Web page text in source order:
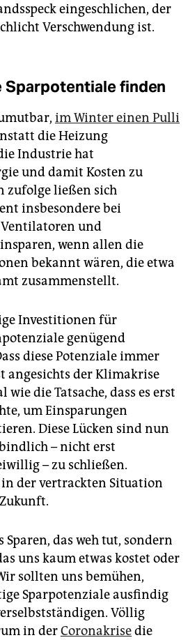
eingeschlichen, der
Verschwendung ist.
finden
im Winter einen Pulli
die Heizung
Industrie hat
und damit Kosten zu
zufolge ließen sich
insbesondere bei
und
wenn allen die
bekannt wären, die etwa
zusammenstellt.
Investitionen für
genügend
diese Potenziale immer
angesichts der Klimakrise
wie die Tatsache, dass es erst
um Einsparungen
Diese Lücken sind nun
– nicht erst
– zu schließen.
der vertrackten Situation
Sparen, das weh tut, sondern
uns kaum etwas kostet oder
sollten uns bemühen,
Sparpotenziale ausfindig
Völlig
in derCoronakrisedie